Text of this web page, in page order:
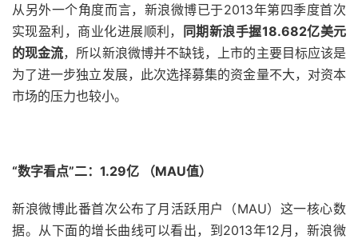
从另外一个角度而言，新浪微博已于2013年第四季度首次
实现盈利，商业化进展顺利，
同期新浪手握18.682亿美元
的现金流，所以新浪微博并不缺钱，上市的主要目标应该是
为了进一步独立发展，此次选择募集的资金量不大，对资本
市场的压力也较小。
“数字看点”二：1.29亿 （MAU值）
新浪微博此番首次公布了月活跃用户（MAU）这一核心数
据。从下面的增长曲线可以看出，到2013年12月，新浪微